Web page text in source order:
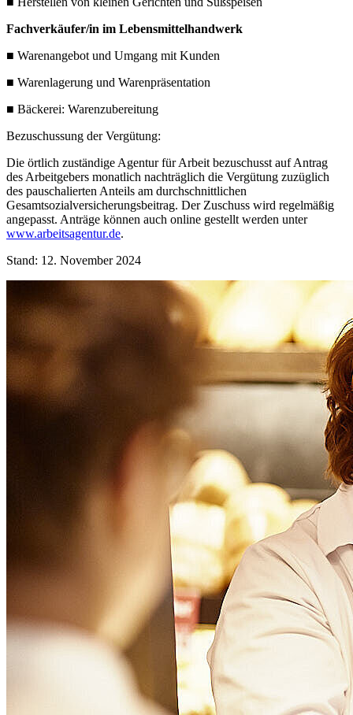
Fachverkäufer/in im Lebensmittelhandwerk
■ Warenangebot und Umgang mit Kunden
■ Warenlagerung und Warenpräsentation
■ Bäckerei: Warenzubereitung
Bezuschussung der Vergütung:
Die örtlich zuständige Agentur für Arbeit bezuschusst auf Antrag
des Arbeitgebers monatlich nachträglich die Vergütung zuzüglich
des pauschalierten Anteils am durchschnittlichen
Gesamtsozialversicherungsbeitrag. Der Zuschuss wird regelmäßig
angepasst. Anträge können auch online gestellt werden unter
www.arbeitsagentur.de.
Stand: 12. November 2024